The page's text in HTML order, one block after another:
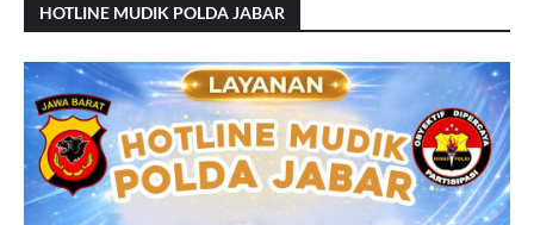
HOTLINE MUDIK POLDA JABAR